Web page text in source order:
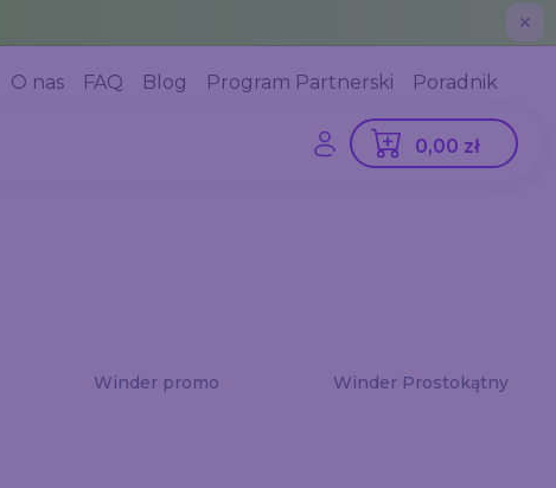
✕
O nas FAQ Blog Program Partnerski Poradnik
0,00 zł
Winder promo Winder Prostokątny